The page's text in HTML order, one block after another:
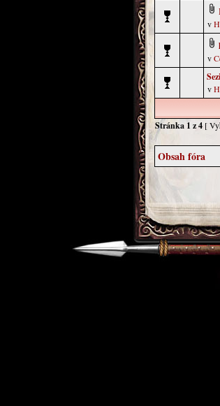
v
v
v
Stránka 1z4 [
Obsah fóra